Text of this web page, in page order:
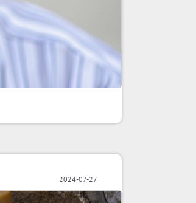
2024-07-27